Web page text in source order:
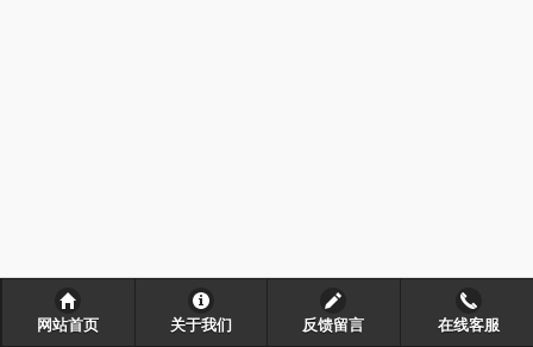
网站首页 关于我们 反馈留言 在线客服